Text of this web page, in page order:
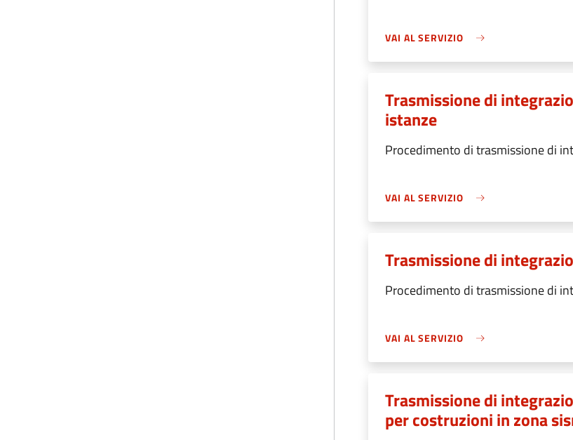
VAI AL SERVIZIO
Trasmissione di
istanze
Procedimento di trasmissione di
VAI AL SERVIZIO
Trasmissione di
Procedimento di trasmissione di
VAI AL SERVIZIO
Trasmissione di
per costruzioni in zona